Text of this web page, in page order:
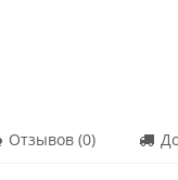
Отзывов (0)